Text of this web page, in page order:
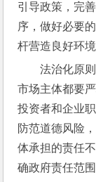
引导政策，完
序，做好必要
杆营造良好环境
法治化原
市场主体都要
投资者和企业
防范道德风险
体承担的责任
确政府责任范